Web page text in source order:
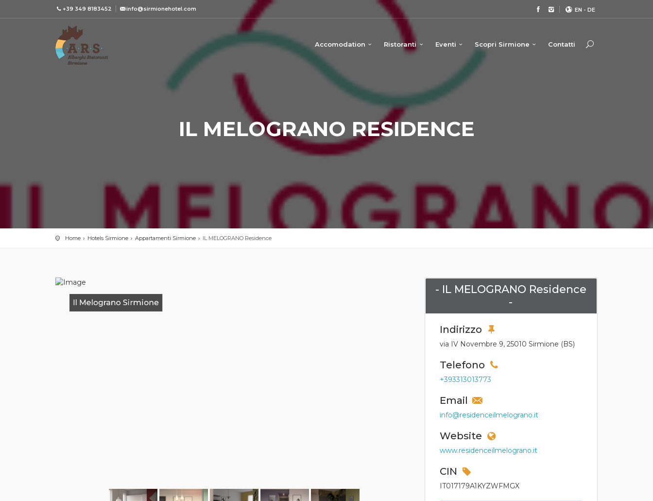
+39 349 8183452 info@sirmionehotel.com EN - DE
Accomodation Ristoranti Eventi Scopri Sirmione Contatti
IL MELOGRANO RESIDENCE
Home Hotels Sirmione Appartamenti Sirmione IL MELOGRANO Residence
Il Melograno Sirmione
- IL MELOGRANO Residence
-
Indirizzo
via IV Novembre 9, 25010 Sirmione (BS)
Telefono
+393313013773
Email
info@residenceilmelograno.it
Website
www.residenceilmelograno.it
CIN
IT017179A1KYZWFMGX